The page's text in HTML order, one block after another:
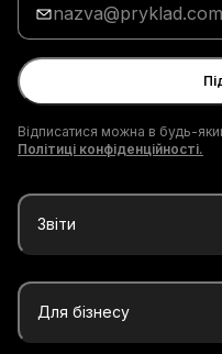
адресу
електронної
пошти
Відписатися можна в будь-
Політиці конфіденційності.
Звіти
Для бізнесу